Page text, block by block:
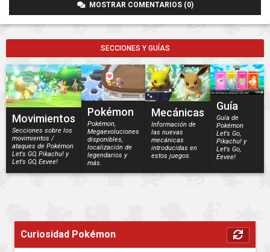
MOSTRAR COMENTARIOS (0)
SECCIONES Y GUÍAS
Movimientos
Secciones sobre los
movimientos /
ataques de Pokémon
Let's GO, Pikachu! y
Let's GO, Eevee!
Pokémon
Pokémon,
Megaevoluciones
disponibles,
localización de
legendarios y
más.
Mecánicas
Información de
las nuevas
mecánicas
introducidas en
estos juegos.
Guía
Guía de
Pokémon
Let's Go,
Pikachu! y
Let's Go,
Eevee!
Curiosidad Pokémon